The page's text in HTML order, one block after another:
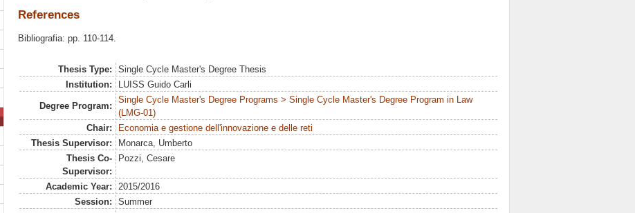
References
Bibliografia: pp. 110-114.
Thesis Type:
Single Cycle Master's Degree Thesis
Institution:
LUISS Guido Carli
Degree Program:
Single Cycle Master's Degree Programs > Single Cycle Master's Degree Program in Law
(LMG-01)
Chair:
Economia e gestione dell'innovazione e delle reti
Thesis Supervisor:
Monarca, Umberto
Thesis Co-
Supervisor:
Pozzi, Cesare
Academic Year:
2015/2016
Session:
Summer